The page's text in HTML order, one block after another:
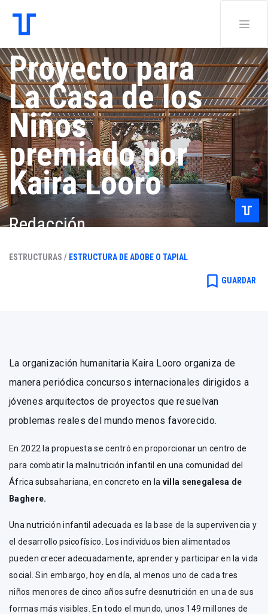
Proyecto para
La Casa de los
Niños
premiado por
Kaira Looro
Redacción .
ESTRUCTURAS / ESTRUCTURA DE ADOBE O TAPIAL
bookmark_border GUARDAR
La organización humanitaria Kaira Looro organiza de
manera periódica concursos internacionales dirigidos a
jóvenes arquitectos de proyectos que resuelvan
problemas reales del mundo menos favorecido.
En 2022 la propuesta se centró en proporcionar un centro de
para combatir la malnutrición infantil en una comunidad del
África subsahariana, en concreto en la villa senegalesa de
Baghere.
Una nutrición infantil adecuada es la base de la supervivencia y
el desarrollo psicofísico. Los individuos bien alimentados
pueden crecer adecuadamente, aprender y participar en la vida
social. Sin embargo, hoy en día, al menos uno de cada tres
niños menores de cinco años sufre desnutrición en una de sus
formas más visibles. En todo el mundo, unos 149 millones de